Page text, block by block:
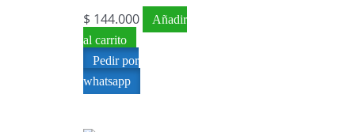
$ 144.000
Añadir
al carrito
Pedir por
whatsapp